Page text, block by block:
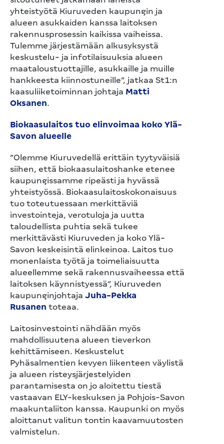
yhteistyötä Kiuruveden kaupungin ja
alueen asukkaiden kanssa laitoksen
rakennusprosessin kaikissa vaiheissa.
Tulemme järjestämään alkusyksystä
keskustelu- ja infotilaisuuksia alueen
maataloustuottajille, asukkaille ja muille
hankkeesta kiinnostuneille”, jatkaa St1:n
kaasuliiketoiminnan johtaja Matti
Oksanen.
Biokaasulaitos tuo elinvoimaa koko Ylä-
Savon alueelle
”Olemme Kiuruvedellä erittäin tyytyväisiä
siihen, että biokaasulaitoshanke etenee
kaupungissamme ripeästi ja hyvässä
yhteistyössä. Biokaasulaitoskokonaisuus
tuo toteutuessaan merkittäviä
investointeja, verotuloja ja uutta
taloudellista puhtia sekä tukee
merkittävästi Kiuruveden ja koko Ylä-
Savon keskeisintä elinkeinoa. Laitos tuo
monenlaista työtä ja toimeliaisuutta
alueellemme sekä rakennusvaiheessa että
laitoksen käynnistyessä”, Kiuruveden
kaupunginjohtaja Juha-Pekka
Rusanen toteaa.
Laitosinvestointi nähdään myös
mahdollisuutena alueen tieverkon
kehittämiseen. Keskustelut
Pyhäsalmentien kevyen liikenteen väylistä
ja alueen risteysjärjestelyiden
parantamisesta on jo aloitettu tiestä
vastaavan ELY-keskuksen ja Pohjois-Savon
maakuntaliiton kanssa. Kaupunki on myös
aloittanut valitun tontin kaavamuutosten
valmistelun.